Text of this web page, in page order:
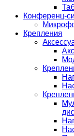
Конференц-
Крепления